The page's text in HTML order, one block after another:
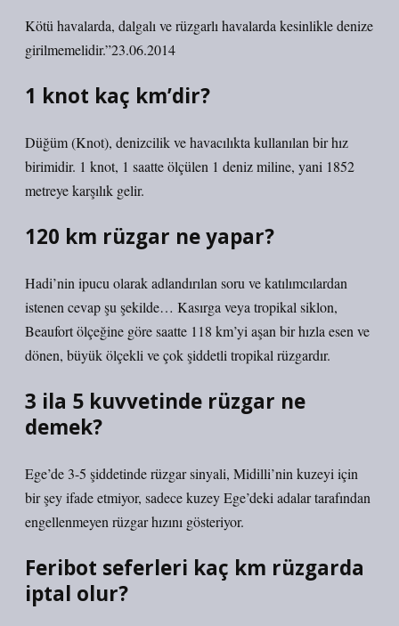
Kötü havalarda, dalgalı ve rüzgarlı havalarda kesinlikle denize
girilmemelidir.”23.06.2014
1 knot kaç km’dir?
Düğüm (Knot), denizcilik ve havacılıkta kullanılan bir hız
birimidir. 1 knot, 1 saatte ölçülen 1 deniz miline, yani 1852
metreye karşılık gelir.
120 km rüzgar ne yapar?
Hadi’nin ipucu olarak adlandırılan soru ve katılımcılardan
istenen cevap şu şekilde… Kasırga veya tropikal siklon,
Beaufort ölçeğine göre saatte 118 km’yi aşan bir hızla esen ve
dönen, büyük ölçekli ve çok şiddetli tropikal rüzgardır.
3 ila 5 kuvvetinde rüzgar ne
demek?
Ege’de 3-5 şiddetinde rüzgar sinyali, Midilli’nin kuzeyi için
bir şey ifade etmiyor, sadece kuzey Ege’deki adalar tarafından
engellenmeyen rüzgar hızını gösteriyor.
Feribot seferleri kaç km rüzgarda
iptal olur?